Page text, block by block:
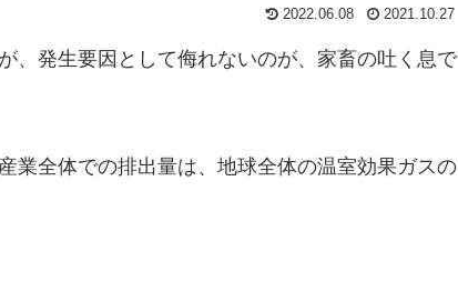
2022.06.08 2021.10.27
、発生要因として侮れないのが、家畜の吐く息で
業全体での排出量は、地球全体の温室効果ガスの